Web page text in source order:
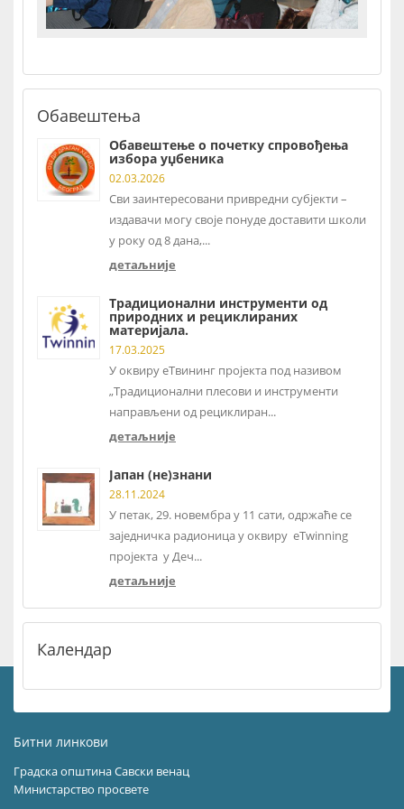
Обавештења
Обавештење о почетку спровођења
избора уџбеника
02.03.2026
Сви заинтересовани привредни субјекти –
издавачи могу своје понуде доставити школи
у року од 8 дана,...
детаљније
Традиционални инструменти од
природних и рециклираних
материјала.
17.03.2025
У оквиру еТвининг пројекта под називом
„Традиционални плесови и инструменти
направљени од рециклиран...
детаљније
Јапан (не)знани
28.11.2024
У петак, 29. новембра у 11 сати, одржаће се
заједничка радионица у оквиру eTwinning
пројекта у Деч...
детаљније
Календар
Битни линкови
Градска општина Савски венац
Министарство просвете